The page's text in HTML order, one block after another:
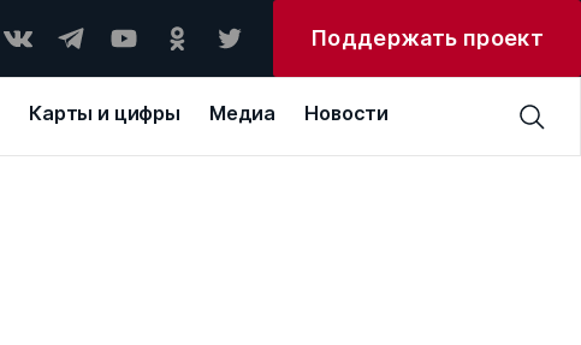
Поддержать проект
Карты и цифры Медиа Новости